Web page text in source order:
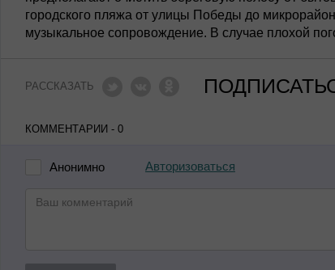
городского пляжа от улицы Победы до
музыкальное сопровождение. В случае плохой
РАССКАЗАТЬ
КОММЕНТАРИИ - 0
Анонимно Авторизоваться